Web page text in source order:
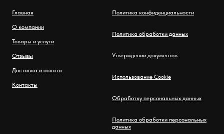
Главная
О компании
Товары и услуги
Отзывы
Доставка и оплата
Контакты
Политика конфиденциальности
Политика обработки данных
Утверждении документов
Использование Cookie
Обработку персональных данных
Политика обработки персональных
данных